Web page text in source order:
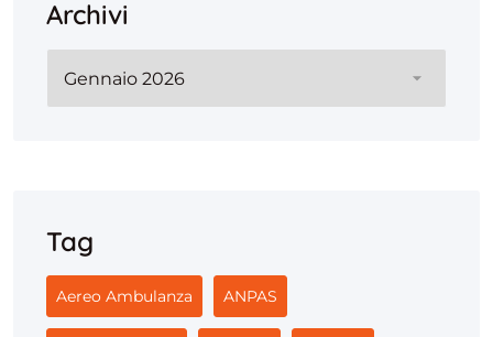
Archivi
Tag
Aereo Ambulanza ANPAS